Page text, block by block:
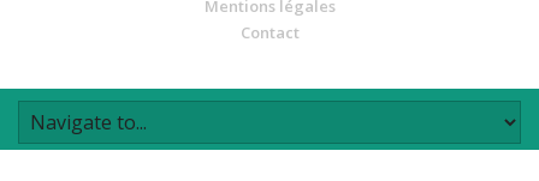
Mentions légales
Contact